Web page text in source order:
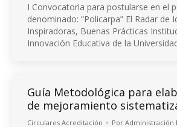
I Convocatoria para postularse en el
denominado: “Policarpa” El Radar de
Inspiradoras, Buenas Prácticas
Innovación Educativa de la
Guía Metodológica para
de mejoramiento
Circulares Acreditación Por Administración